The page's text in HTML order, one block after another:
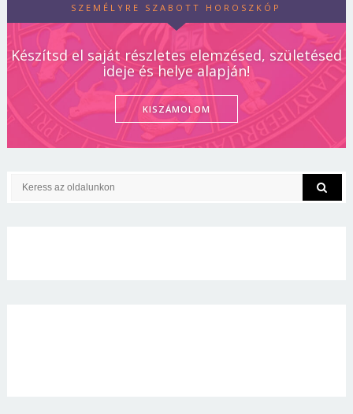
SZEMÉLYRE SZABOTT HOROSZKÓP
Készítsd el saját részletes elemzésed, születésed
ideje és helye alapján!
KISZÁMOLOM